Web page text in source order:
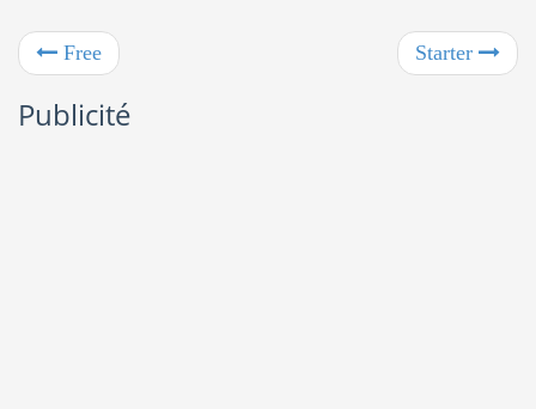
Free Starter
Publicité